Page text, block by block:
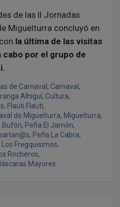
de las II Jornadas
Miguelturra concluyó en
la última de las visitas
por el grupo de
de Carnaval , Carnaval ,
Alhiguí, Cultura,
, Flauti Flauti,
de Miguelturra, Miguelturra,
Bufón, Peña El Jamón,
, Peña La Cabra,
Los Fregquisimos,
Rocheros,
Mayores